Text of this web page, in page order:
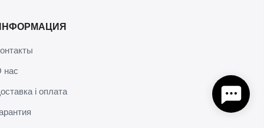
нас
і оплата